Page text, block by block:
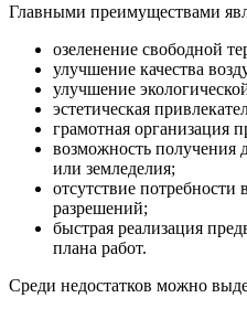
Главными преимуществами
озеленение свободной
улучшение качества
улучшение
эстетическая
грамотная организация
возможность получения
или земледелия;
отсутствие
разрешений;
быстрая реализация
плана работ.
Среди недостатков можно